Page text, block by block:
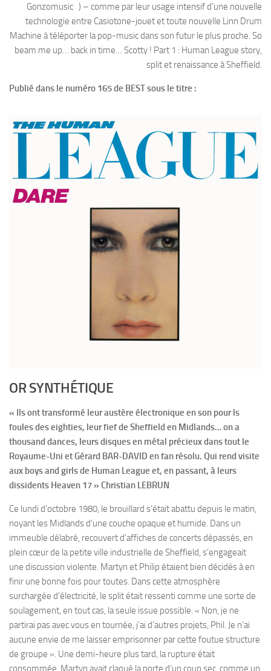
Gonzomusic ) – comme par leur usage intensif d’une nouvelle
technologie entre Casiotone-jouet et toute nouvelle Linn Drum
Machine à téléporter la pop-music dans son futur le plus proche. So
beam me up… back in time… Scotty ! Part 1 : Human League story,
split et renaissance à Sheffield.
Publié dans le numéro 165 de BEST sous le titre :
OR SYNTHÉTIQUE
« Ils ont transformé leur austère électronique en son pour ls
foules des eighties, leur fief de Sheffield en Midlands… on a
thousand dances, leurs disques en métal précieux dans tout le
Royaume-Uni et Gérard BAR-DAVID en fan résolu. Qui rend visite
aux boys and girls de Human League et, en passant, à leurs
dissidents Heaven 17 » Christian LEBRUN
Ce lundi d’octobre 1980, le brouillard s’était abattu depuis le matin,
noyant les Midlands d’une couche opaque et humide. Dans un
immeuble délabré, recouvert d’affiches de concerts dépassés, en
plein cœur de la petite ville industrielle de Sheffield, s’engageait
une discussion violente. Martyn et Philip étaient bien décidés à en
finir une bonne fois pour toutes. Dans cette atmosphère
surchargée d’électricité, le split était ressenti comme une sorte de
soulagement, en tout cas, la seule issue possible. « Non, je ne
partirai pas avec vous en tournée, j’ai d’autres projets, Phil. Je n’ai
aucune envie de me laisser emprisonner par cette foutue structure
de groupe ». Une demi-heure plus tard, la rupture était
consommée. Martyn avait claqué la porte d’un coup sec, comme un